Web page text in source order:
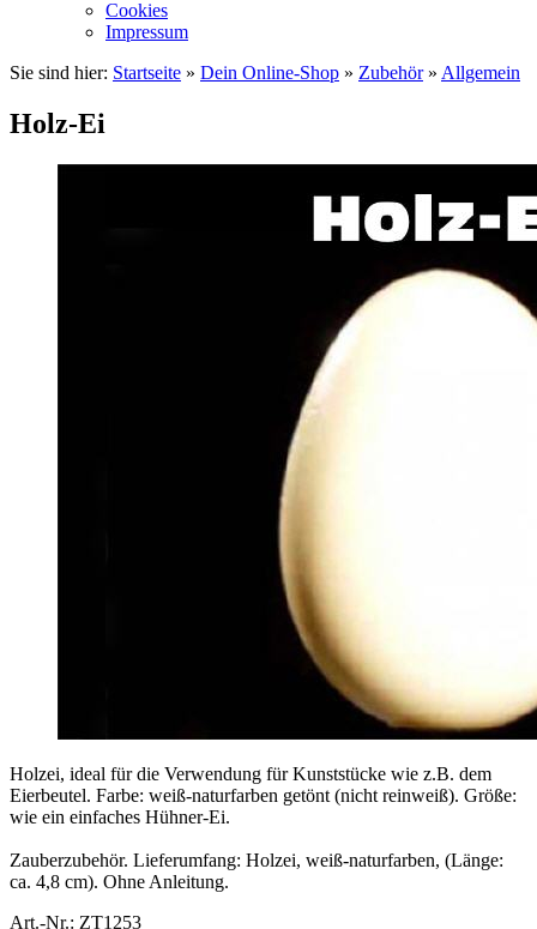
Cookies
Impressum
Sie sind hier: Startseite » Dein Online-Shop » Zubehör» Allgemein
Holz-Ei
Holzei, ideal für die Verwendung für Kunststücke wie z.B. dem
Eierbeutel. Farbe: weiß-naturfarben getönt (nicht reinweiß). Größe:
wie ein einfaches Hühner-Ei.
Zauberzubehör. Lieferumfang: Holzei, weiß-naturfarben, (Länge:
ca. 4,8 cm). Ohne Anleitung.
Art.-Nr.: ZT1253